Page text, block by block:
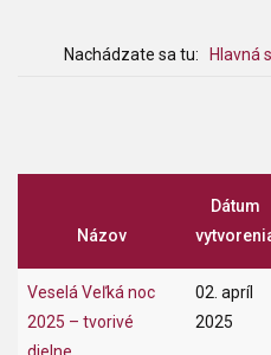
Nachádzate sa tu: Hlavná
Názov
Dátum
Veselá Veľká noc
2025 – tvorivé
02. apríl
2025